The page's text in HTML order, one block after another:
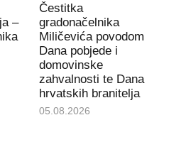
–
Čestitka
gradonačelnika
Miličevića povodom
Dana pobjede i
domovinske
zahvalnosti te Dana
hrvatskih branitelja
05.08.2026